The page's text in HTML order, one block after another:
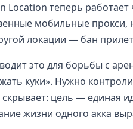
Location теперь
мобильные
локации — бан
это для борьбы с
куки». Нужно
цель — единая
жизни одного акка